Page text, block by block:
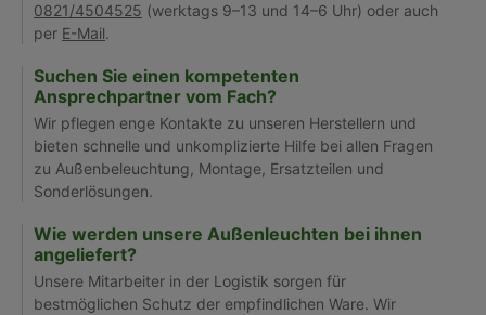
0821/4504525 (werktags 9–13 und 14–6 Uhr) oder auch
per E-Mail.
Suchen Sie einen kompetenten
Ansprechpartner vom Fach?
Wir pflegen enge Kontakte zu unseren Herstellern und
bieten schnelle und unkomplizierte Hilfe bei allen Fragen
zu Außenbeleuchtung, Montage, Ersatzteilen und
Sonderlösungen.
Wie werden unsere Außenleuchten bei ihnen
angeliefert?
Unsere Mitarbeiter in der Logistik sorgen für
bestmöglichen Schutz der empfindlichen Ware. Wir